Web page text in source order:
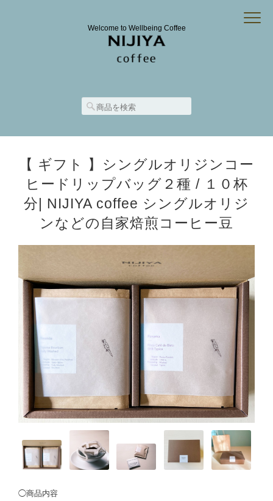
Welcome to Wellbeing Coffee
【 ギフト 】シングルオリジンコー
ヒードリップバッグ２種 / １０杯
分| NIJIYA coffee シングルオリジ
ンなどの自家焙煎コーヒー豆
◯商品内容